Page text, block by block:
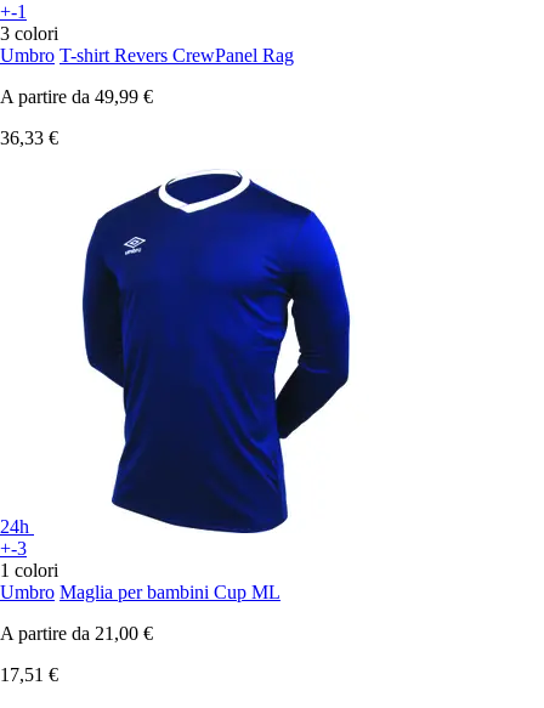
+-1
3 colori
Umbro T-shirt Revers CrewPanel Rag
A partire da 49,99 €
36,33 €
24h
+-3
1 colori
Umbro Maglia per bambini Cup ML
A partire da 21,00 €
17,51 €